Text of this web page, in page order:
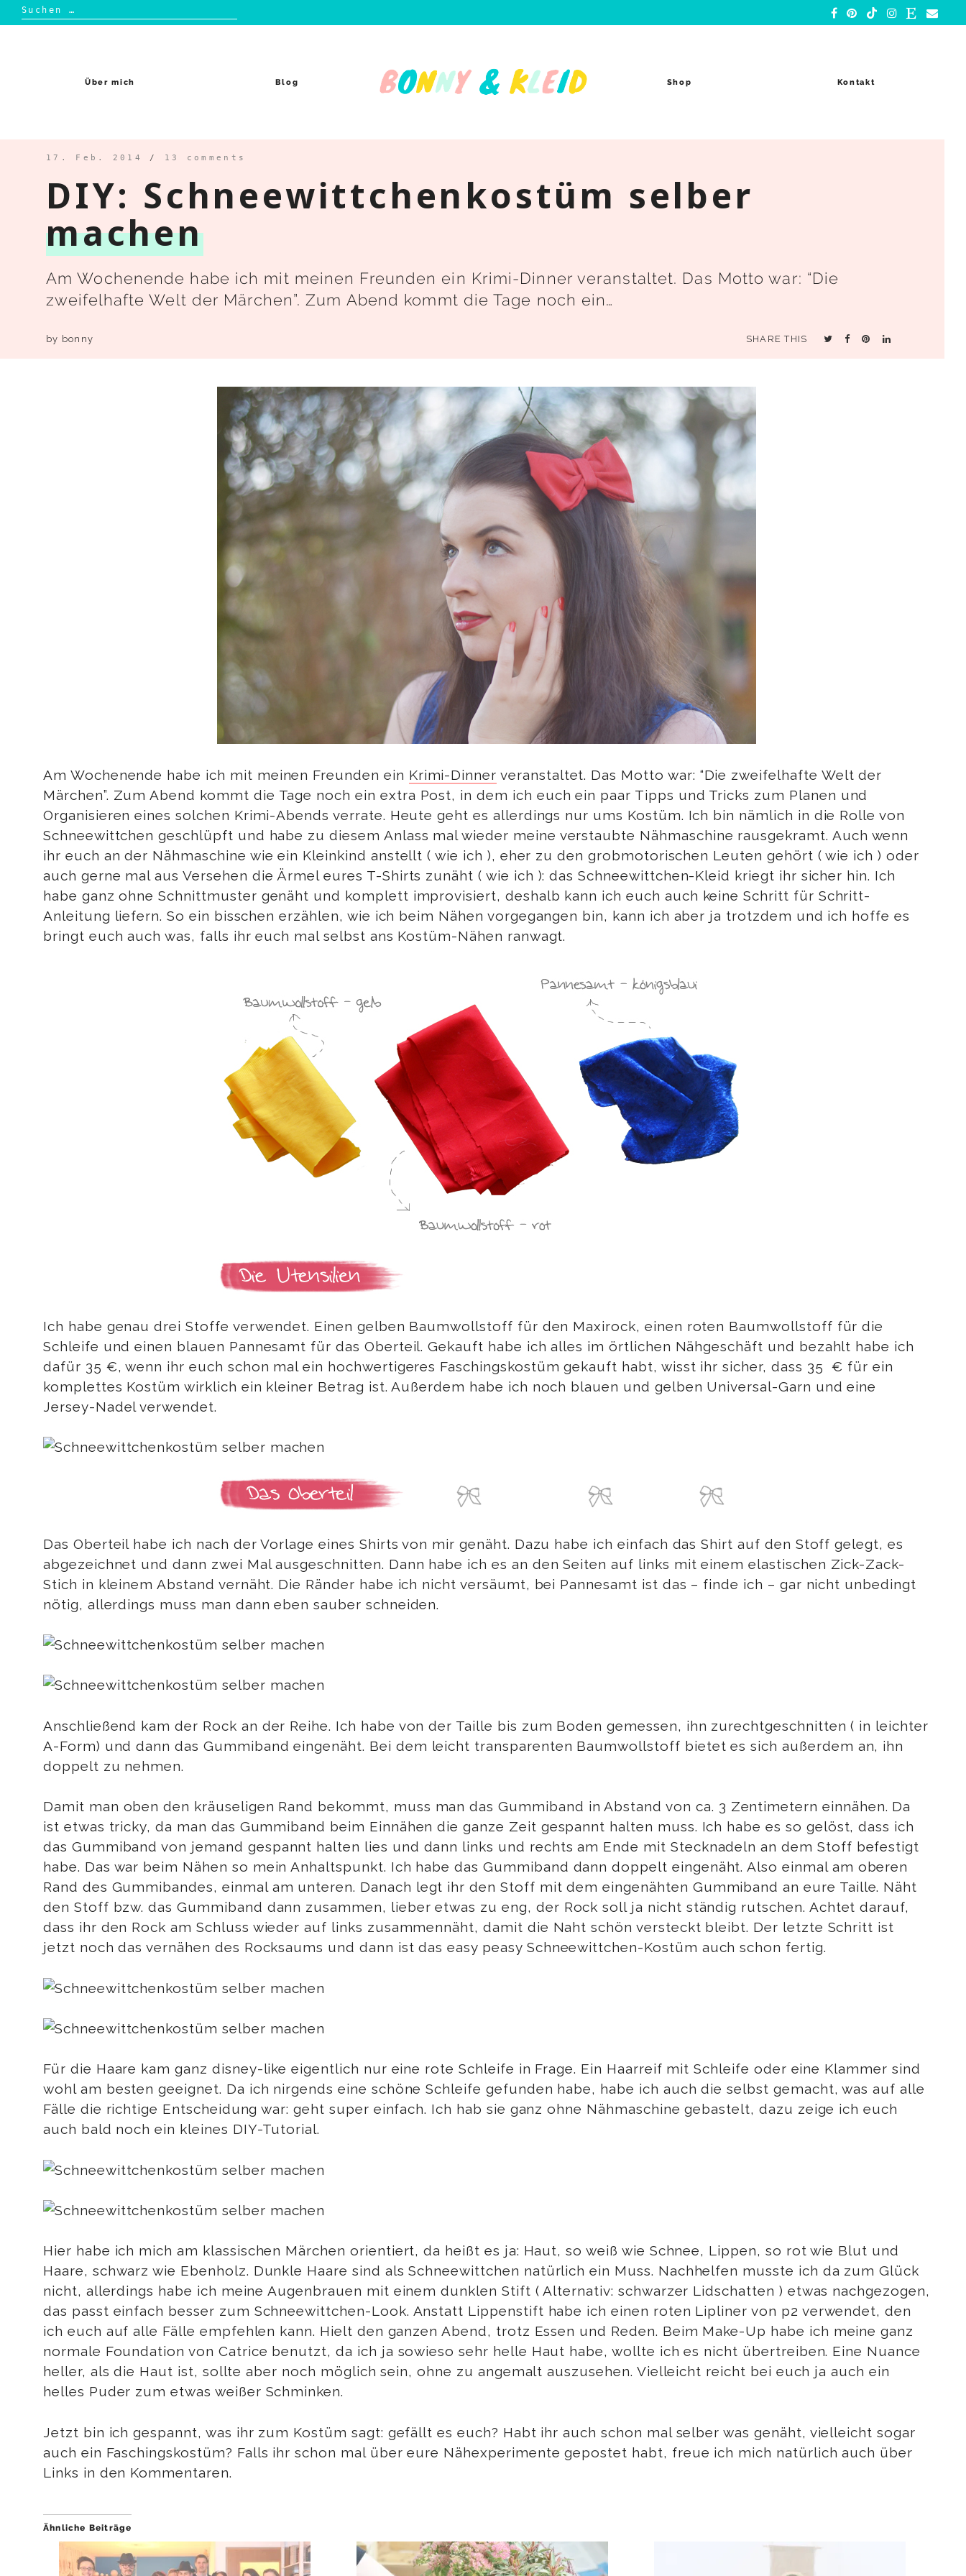
Suchen
nach:
Über mich Blog Shop Kontakt
17. Feb. 2014 / 13 comments
DIY: Schneewittchenkostüm selber
machen
Am Wochenende habe ich mit meinen Freunden ein Krimi-Dinner veranstaltet. Das Motto war: “Die
zweifelhafte Welt der Märchen”. Zum Abend kommt die Tage noch ein…
by bonny SHARE THIS
Am Wochenende habe ich mit meinen Freunden ein Krimi-Dinner veranstaltet. Das Motto war: “Die zweifelhafte Welt der
Märchen”. Zum Abend kommt die Tage noch ein extra Post, in dem ich euch ein paar Tipps und Tricks zum Planen und
Organisieren eines solchen Krimi-Abends verrate. Heute geht es allerdings nur ums Kostüm. Ich bin nämlich in die Rolle von
Schneewittchen geschlüpft und habe zu diesem Anlass mal wieder meine verstaubte Nähmaschine rausgekramt. Auch wenn
ihr euch an der Nähmaschine wie ein Kleinkind anstellt ( wie ich ), eher zu den grobmotorischen Leuten gehört ( wie ich ) oder
auch gerne mal aus Versehen die Ärmel eures T-Shirts zunäht ( wie ich ): das Schneewittchen-Kleid kriegt ihr sicher hin. Ich
habe ganz ohne Schnittmuster genäht und komplett improvisiert, deshalb kann ich euch auch keine Schritt für Schritt-
Anleitung liefern. So ein bisschen erzählen, wie ich beim Nähen vorgegangen bin, kann ich aber ja trotzdem und ich hoffe es
bringt euch auch was, falls ihr euch mal selbst ans Kostüm-Nähen ranwagt.
Ich habe genau drei Stoffe verwendet. Einen gelben Baumwollstoff für den Maxirock, einen roten Baumwollstoff für die
Schleife und einen blauen Pannesamt für das Oberteil. Gekauft habe ich alles im örtlichen Nähgeschäft und bezahlt habe ich
dafür 35 €, wenn ihr euch schon mal ein hochwertigeres Faschingskostüm gekauft habt, wisst ihr sicher, dass 35 € für ein
komplettes Kostüm wirklich ein kleiner Betrag ist. Außerdem habe ich noch blauen und gelben Universal-Garn und eine
Jersey-Nadel verwendet.
Das Oberteil habe ich nach der Vorlage eines Shirts von mir genäht. Dazu habe ich einfach das Shirt auf den Stoff gelegt, es
abgezeichnet und dann zwei Mal ausgeschnitten. Dann habe ich es an den Seiten auf links mit einem elastischen Zick-Zack-
Stich in kleinem Abstand vernäht. Die Ränder habe ich nicht versäumt, bei Pannesamt ist das – finde ich – gar nicht unbedingt
nötig, allerdings muss man dann eben sauber schneiden.
Anschließend kam der Rock an der Reihe. Ich habe von der Taille bis zum Boden gemessen, ihn zurechtgeschnitten ( in leichter
A-Form) und dann das Gummiband eingenäht. Bei dem leicht transparenten Baumwollstoff bietet es sich außerdem an, ihn
doppelt zu nehmen.
Damit man oben den kräuseligen Rand bekommt, muss man das Gummiband in Abstand von ca. 3 Zentimetern einnähen. Da
ist etwas tricky, da man das Gummiband beim Einnähen die ganze Zeit gespannt halten muss. Ich habe es so gelöst, dass ich
das Gummiband von jemand gespannt halten lies und dann links und rechts am Ende mit Stecknadeln an dem Stoff befestigt
habe. Das war beim Nähen so mein Anhaltspunkt. Ich habe das Gummiband dann doppelt eingenäht. Also einmal am oberen
Rand des Gummibandes, einmal am unteren. Danach legt ihr den Stoff mit dem eingenähten Gummiband an eure Taille. Näht
den Stoff bzw. das Gummiband dann zusammen, lieber etwas zu eng, der Rock soll ja nicht ständig rutschen. Achtet darauf,
dass ihr den Rock am Schluss wieder auf links zusammennäht, damit die Naht schön versteckt bleibt. Der letzte Schritt ist
jetzt noch das vernähen des Rocksaums und dann ist das easy peasy Schneewittchen-Kostüm auch schon fertig.
Für die Haare kam ganz disney-like eigentlich nur eine rote Schleife in Frage. Ein Haarreif mit Schleife oder eine Klammer sind
wohl am besten geeignet. Da ich nirgends eine schöne Schleife gefunden habe, habe ich auch die selbst gemacht, was auf alle
Fälle die richtige Entscheidung war: geht super einfach. Ich hab sie ganz ohne Nähmaschine gebastelt, dazu zeige ich euch
auch bald noch ein kleines DIY-Tutorial.
Hier habe ich mich am klassischen Märchen orientiert, da heißt es ja: Haut, so weiß wie Schnee, Lippen, so rot wie Blut und
Haare, schwarz wie Ebenholz. Dunkle Haare sind als Schneewittchen natürlich ein Muss. Nachhelfen musste ich da zum Glück
nicht, allerdings habe ich meine Augenbrauen mit einem dunklen Stift ( Alternativ: schwarzer Lidschatten ) etwas nachgezogen,
das passt einfach besser zum Schneewittchen-Look. Anstatt Lippenstift habe ich einen roten Lipliner von p2 verwendet, den
ich euch auf alle Fälle empfehlen kann. Hielt den ganzen Abend, trotz Essen und Reden. Beim Make-Up habe ich meine ganz
normale Foundation von Catrice benutzt, da ich ja sowieso sehr helle Haut habe, wollte ich es nicht übertreiben. Eine Nuance
heller, als die Haut ist, sollte aber noch möglich sein, ohne zu angemalt auszusehen. Vielleicht reicht bei euch ja auch ein
helles Puder zum etwas weißer Schminken.
Jetzt bin ich gespannt, was ihr zum Kostüm sagt: gefällt es euch? Habt ihr auch schon mal selber was genäht, vielleicht sogar
auch ein Faschingskostüm? Falls ihr schon mal über eure Nähexperimente gepostet habt, freue ich mich natürlich auch über
Links in den Kommentaren.
Ähnliche Beiträge